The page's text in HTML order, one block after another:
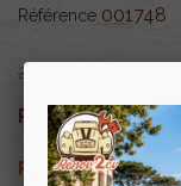
Référence 001748
28,00 €
Prix public :
Prix clubRenov